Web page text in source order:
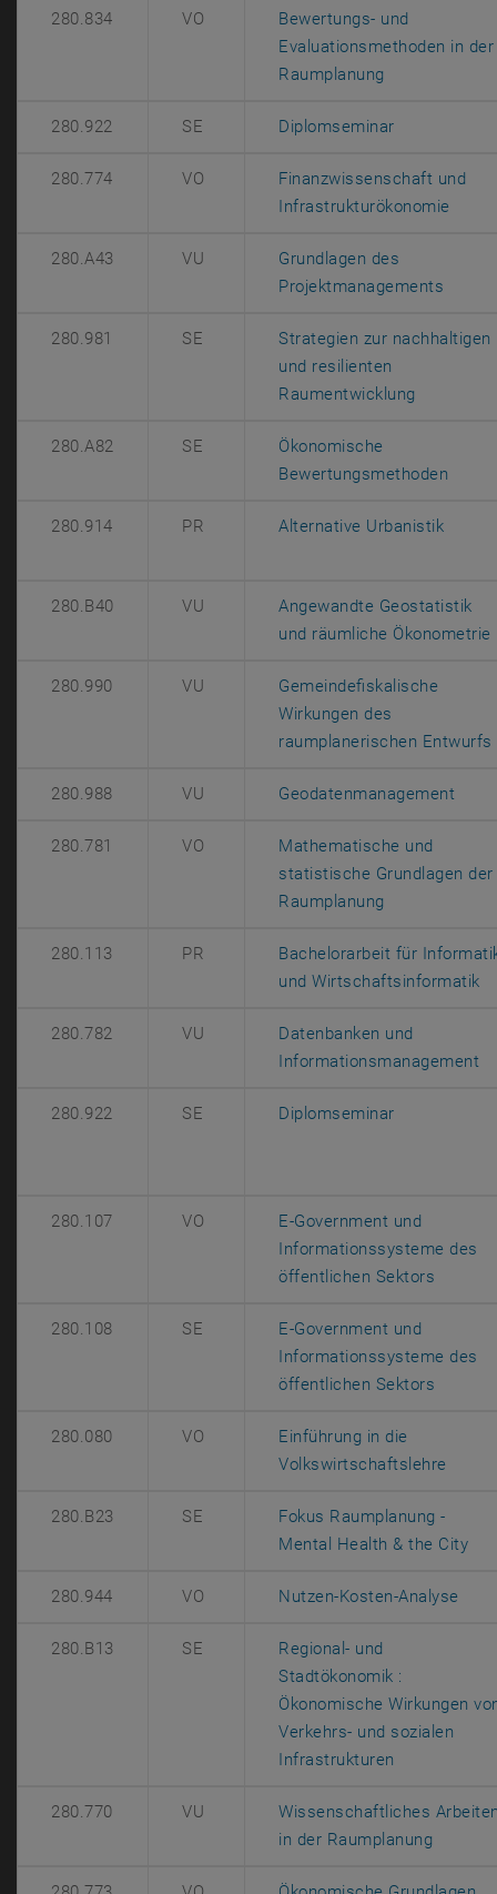
280.834 VO
Bewertungs- und
Evaluationsmethoden in der
Raumplanung
280.922 SE Diplomseminar, öffnet eine
280.774 VO
Finanzwissenschaft und
Infrastrukturökonomie
280.A43 VU
Grundlagen des
Projektmanagements
280.981 SE
Strategien zur nachhaltigen
und resilienten
Raumentwicklung
280.A82 SE
Ökonomische
Bewertungsmethoden
280.914 PR Alternative Urbanistik,
280.B40 VU
Angewandte Geostatistik
und räumliche Ökonometrie
280.990 VU
Gemeindefiskalische
Wirkungen des
raumplanerischen Entwurfs
280.988 VU Geodatenmanagement
280.781 VO
Mathematische und
statistische Grundlagen der
Raumplanung
280.113 PR
Bachelorarbeit für
und Wirtschaftsinformatik
280.782 VU
Datenbanken und
Informationsmanagement
280.922 SE Diplomseminar, öffnet eine
280.107 VO
E-Government und
Informationssysteme des
öffentlichen Sektors
280.108 SE
E-Government und
Informationssysteme des
öffentlichen Sektors
280.080 VO
Einführung in die
Volkswirtschaftslehre
280.B23 SE
Fokus Raumplanung -
Mental Health & the City,
280.944 VO Nutzen-Kosten-Analyse
280.B13 SE
Regional- und
Stadtökonomik :
Ökonomische Wirkungen
Verkehrs- und sozialen
Infrastrukturen
280.770 VU
Wissenschaftliches
in der Raumplanung